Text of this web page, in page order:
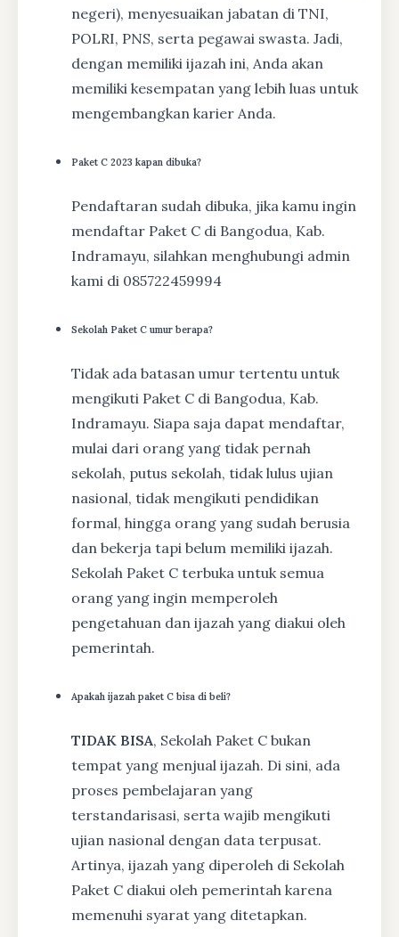
negeri), menyesuaikan jabatan di TNI,
POLRI, PNS, serta pegawai swasta. Jadi,
dengan memiliki ijazah ini, Anda akan
memiliki kesempatan yang lebih luas untuk
mengembangkan karier Anda.
Paket C 2023 kapan dibuka?
Pendaftaran sudah dibuka, jika kamu ingin
mendaftar Paket C di Bangodua, Kab.
Indramayu, silahkan menghubungi admin
kami di 085722459994
Sekolah Paket C umur berapa?
Tidak ada batasan umur tertentu untuk
mengikuti Paket C di Bangodua, Kab.
Indramayu. Siapa saja dapat mendaftar,
mulai dari orang yang tidak pernah
sekolah, putus sekolah, tidak lulus ujian
nasional, tidak mengikuti pendidikan
formal, hingga orang yang sudah berusia
dan bekerja tapi belum memiliki ijazah.
Sekolah Paket C terbuka untuk semua
orang yang ingin memperoleh
pengetahuan dan ijazah yang diakui oleh
pemerintah.
Apakah ijazah paket C bisa di beli?
TIDAK BISA, Sekolah Paket C bukan
tempat yang menjual ijazah. Di sini, ada
proses pembelajaran yang
terstandarisasi, serta wajib mengikuti
ujian nasional dengan data terpusat.
Artinya, ijazah yang diperoleh di Sekolah
Paket C diakui oleh pemerintah karena
memenuhi syarat yang ditetapkan.